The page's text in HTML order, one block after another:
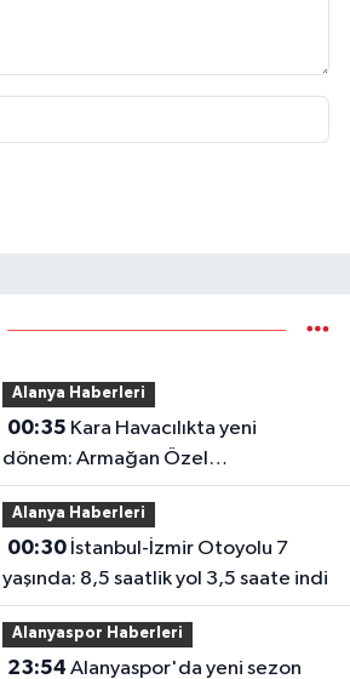
Alanya Haberleri
00:35
dönem: Armağan Özel
Tuğgeneralliğe terfi etti
Alanya Haberleri
00:30İstanbul-İzmir Otoyolu 7
yaşında: 8,5 saatlik yol 3,5 saate indi
Alanyaspor Haberleri
23:54